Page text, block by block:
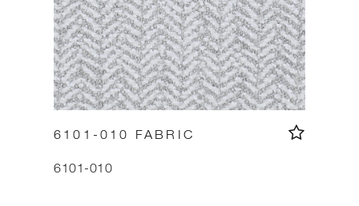
6101-010 FABRIC
6101-010